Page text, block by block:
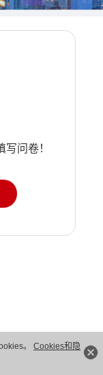
。 Cookies和隐
问卷！
。粤A2-20044005号